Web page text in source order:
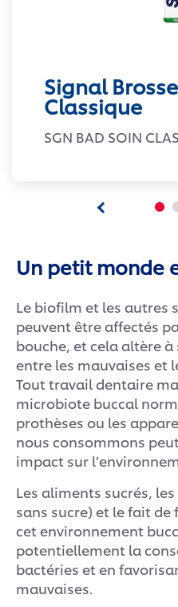
Signal
Classique
SGN BAD SOIN
Un petit monde
Le biofilm et les autres
peuvent être affectés
bouche, et cela altère
entre les mauvaises et
Tout travail dentaire
microbiote buccal
prothèses ou les
nous consommons
impact sur
Les aliments sucrés,
sans sucre) et le fait
cet environnement
potentiellement la
bactéries et en
mauvaises.